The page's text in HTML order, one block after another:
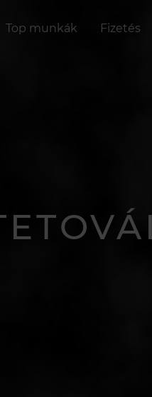
Top munkák Fizetés